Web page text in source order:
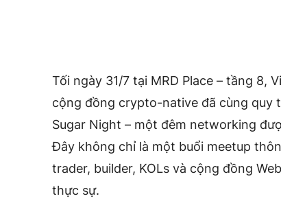
Tối ngày 31/7 tại MRD Place – tầng 8,
cộng đồng crypto-native đã cùng quy
Sugar Night – một đêm networking
Đây không chỉ là một buổi meetup
trader, builder, KOLs và cộng đồng
thực sự.